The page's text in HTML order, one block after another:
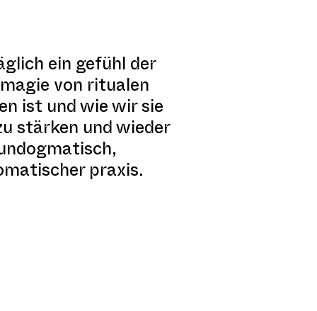
ein gefühl der
von ritualen
ist und wie wir sie
stärken und wieder
praxis.